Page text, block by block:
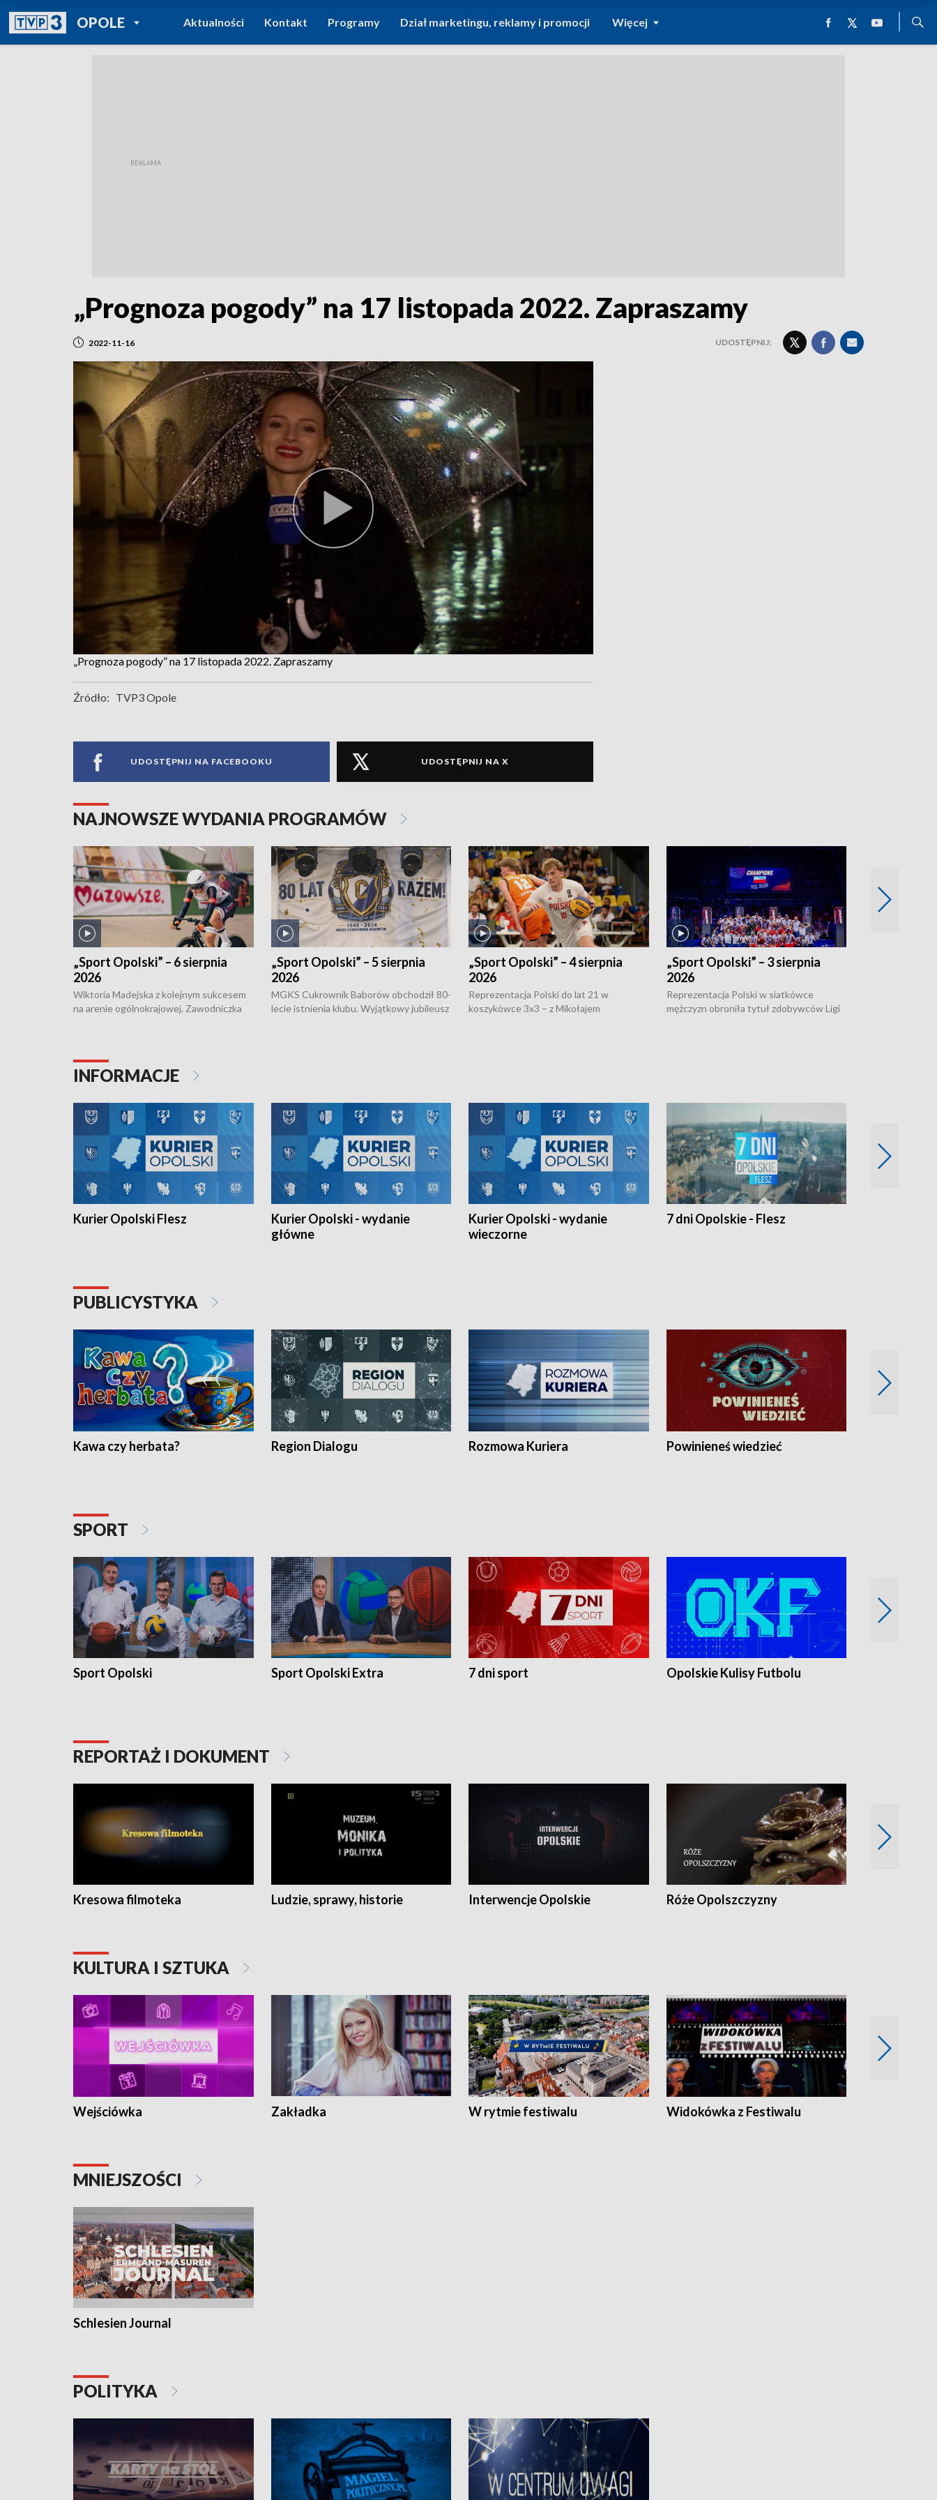
OPOLEPOWRÓT DO
TVP REGIONY
Aktualności Kontakt Programy Dział marketingu, reklamy i promocji Więcej
„Prognoza pogody” na 17 listopada 2022. Zapraszamy
2022-11-16 UDOSTĘPNIJ:
„Prognoza pogody” na 17 listopada 2022. Zapraszamy
Źródło: TVP3 Opole
UDOSTĘPNIJ NA FACEBOOKU UDOSTĘPNIJ NA X
NAJNOWSZE WYDANIA PROGRAMÓW
„Sport Opolski” – 6 sierpnia
2026
Wiktoria Madejska z kolejnym sukcesem
na arenie ogólnokrajowej. Zawodniczka
torowym.
„Sport Opolski” – 5 sierpnia
2026
MGKS Cukrownik Baborów obchodził 80-
lecie istnienia klubu. Wyjątkowy jubileusz
„Sport Opolski” – 4 sierpnia
2026
Reprezentacja Polski do lat 21 w
koszykówce 3x3 – z Mikołajem
„Sport Opolski” – 3 sierpnia
2026
Reprezentacja Polski w siatkówce
mężczyzn obroniła tytuł zdobywców Ligi
INFORMACJE
Kurier Opolski Flesz
Kurier Opolski - wydanie
główne
Kurier Opolski - wydanie
wieczorne
7 dni Opolskie - Flesz
PUBLICYSTYKA
Kawa czy herbata? Region Dialogu Rozmowa Kuriera Powinieneś wiedzieć
SPORT
Sport Opolski Sport Opolski Extra 7 dni sport Opolskie Kulisy Futbolu
REPORTAŻ I DOKUMENT
Kresowa filmoteka Ludzie, sprawy, historie Interwencje Opolskie Róże Opolszczyzny
KULTURA I SZTUKA
Wejściówka Zakładka W rytmie festiwalu Widokówka z Festiwalu
MNIEJSZOŚCI
Schlesien Journal
POLITYKA